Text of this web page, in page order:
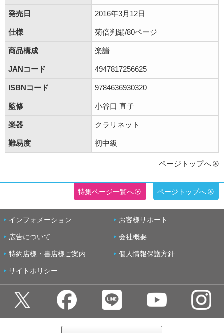
発売日 2016年3月12日
仕様 菊倍判縦/80ページ
商品構成 楽譜
JANコード 4947817256625
ISBNコード 9784636930320
監修 小谷口 直子
楽器 クラリネット
難易度 初中級
ページトップへ
特集ページ一覧へ ページトップへ
インフォメーション お客様サポート
広告について 会社概要
特約店様・書店様ご案内 個人情報保護方針
サイトポリシー